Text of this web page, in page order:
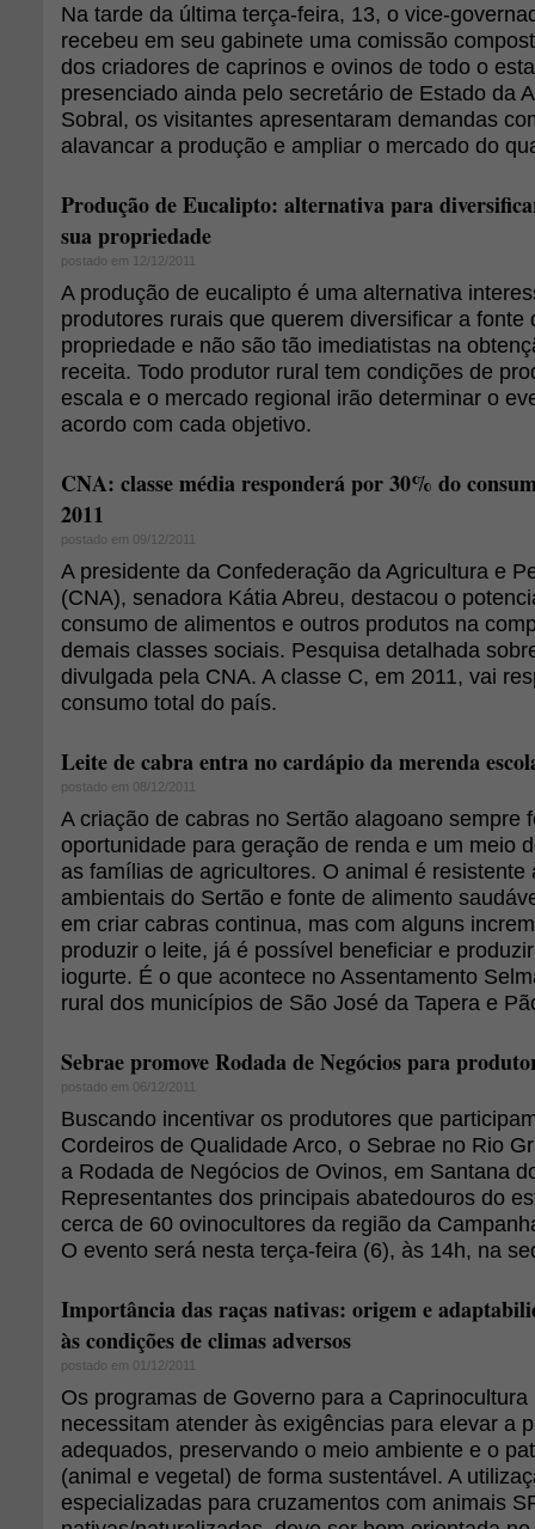
Na tarde da última terça-feira, 13, o vice-
recebeu em seu gabinete uma comissão
dos criadores de caprinos e ovinos de todo o
presenciado ainda pelo secretário de Estado da
Sobral, os visitantes apresentaram demandas
alavancar a produção e ampliar o mercado do
Produção de Eucalipto: alternativa para
sua propriedade
postado em 12/12/2011
A produção de eucalipto é uma alternativa
produtores rurais que querem diversificar a fonte
propriedade e não são tão imediatistas na
receita. Todo produtor rural tem condições de
escala e o mercado regional irão determinar o
acordo com cada objetivo.
CNA: classe média responderá por 30% do
2011
postado em 09/12/2011
A presidente da Confederação da Agricultura e
(CNA), senadora Kátia Abreu, destacou o
consumo de alimentos e outros produtos na
demais classes sociais. Pesquisa detalhada
divulgada pela CNA. A classe C, em 2011, vai
consumo total do país.
Leite de cabra entra no cardápio da merenda
postado em 08/12/2011
A criação de cabras no Sertão alagoano sempre
oportunidade para geração de renda e um meio
as famílias de agricultores. O animal é resistente
ambientais do Sertão e fonte de alimento
em criar cabras continua, mas com alguns
produzir o leite, já é possível beneficiar e
iogurte. É o que acontece no Assentamento
rural dos municípios de São José da Tapera e
Sebrae promove Rodada de Negócios para
postado em 06/12/2011
Buscando incentivar os produtores que
Cordeiros de Qualidade Arco, o Sebrae no Rio
a Rodada de Negócios de Ovinos, em Santana
Representantes dos principais abatedouros do
cerca de 60 ovinocultores da região da
O evento será nesta terça-feira (6), às 14h, na
Importância das raças nativas: origem e
às condições de climas adversos
postado em 01/12/2011
Os programas de Governo para a
necessitam atender às exigências para elevar a
adequados, preservando o meio ambiente e o
(animal e vegetal) de forma sustentável. A
especializadas para cruzamentos com animais